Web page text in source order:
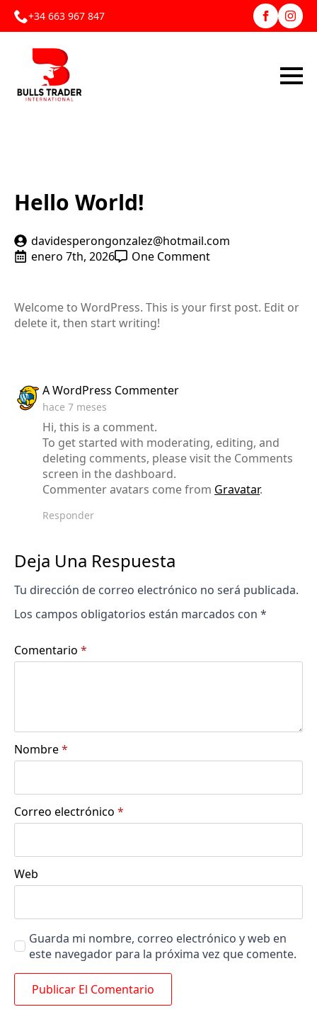
+34 663 967 847
Hello World!
davidesperongonzalez@hotmail.com
enero 7th, 2026
One Comment
Welcome to WordPress. This is your first post. Edit or
delete it, then start writing!
A WordPress CommenterSays:
hace 7 meses
Hi, this is a comment.
To get started with moderating, editing, and
deleting comments, please visit the Comments
screen in the dashboard.
Commenter avatars come from Gravatar.
Responder
Deja Una Respuesta
Tu dirección de correo electrónico no será publicada.
Los campos obligatorios están marcados con *
Comentario *
Nombre*
Correo electrónico *
Web
Guarda mi nombre, correo electrónico y web en
este navegador para la próxima vez que comente.